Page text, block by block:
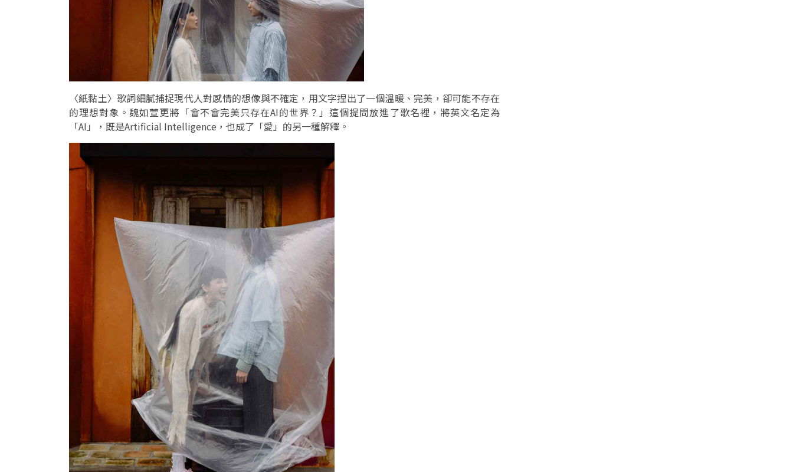
〈紙黏土〉歌詞細膩捕捉現代人對感情的想像與不確定，用文字捏出了一個溫暖、完美，卻可能不存在
的理想對象。魏如萱更將「會不會完美只存在AI的世界？」這個提問放進了歌名裡，將英文名定為
「AI」，既是Artificial Intelligence，也成了「愛」的另一種解釋。